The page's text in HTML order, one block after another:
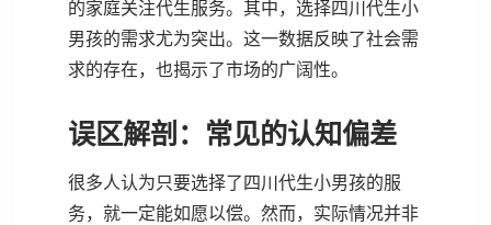
的家庭关注代生服务。其中，选择四川代生小
男孩的需求尤为突出。这一数据反映了社会需
求的存在，也揭示了市场的广阔性。
误区解剖：常见的认知偏差
很多人认为只要选择了四川代生小男孩的服
务，就一定能如愿以偿。然而，实际情况并非